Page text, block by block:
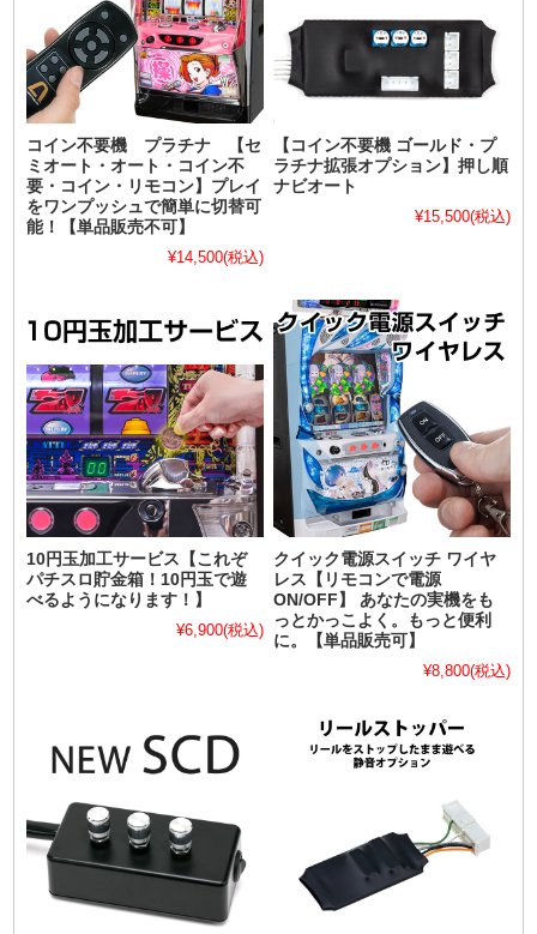
コイン不要機 プラチナ 【セ
ミオート・オート・コイン不
要・コイン・リモコン】プレイ
をワンプッシュで簡単に切替可
能！【単品販売不可】
¥14,500(税込)
【コイン不要機 ゴールド・プ
ラチナ拡張オプション】押し順
ナビオート
¥15,500(税込)
10円玉加工サービス【これぞ
パチスロ貯金箱！10円玉で遊
べるようになります！】
¥6,900(税込)
クイック電源スイッチ ワイヤ
レス【リモコンで電源
ON/OFF】 あなたの実機をも
っとかっこよく。もっと便利
に。【単品販売可】
¥8,800(税込)